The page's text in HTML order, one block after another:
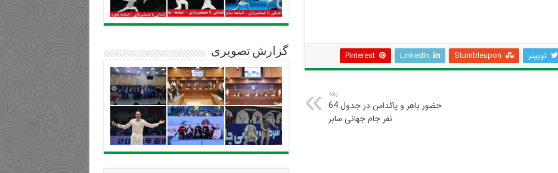
توییتر Stumbleupon
LinkedIn
Pinterest
بعد
حضور باهر و پاکدامن در جدول 64
نفر جام جهانی سابر
گزارش تصویری